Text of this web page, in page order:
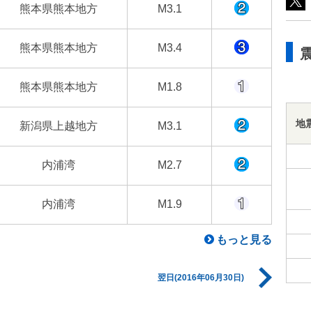
熊本県熊本地方 M3.1
熊本県熊本地方 M3.4
熊本県熊本地方 M1.8
新潟県上越地方 M3.1
内浦湾 M2.7
内浦湾 M1.9
もっと見る
翌日(2016年06月30日)
地